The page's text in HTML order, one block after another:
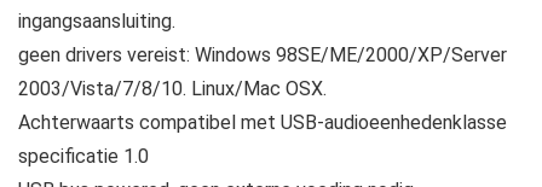
ingangsaansluiting.
geen drivers vereist: Windows 98SE/ME/2000/XP/Server
2003/Vista/7/8/10. Linux/Mac OSX.
Achterwaarts compatibel met USB-audioeenhedenklasse
specificatie 1.0